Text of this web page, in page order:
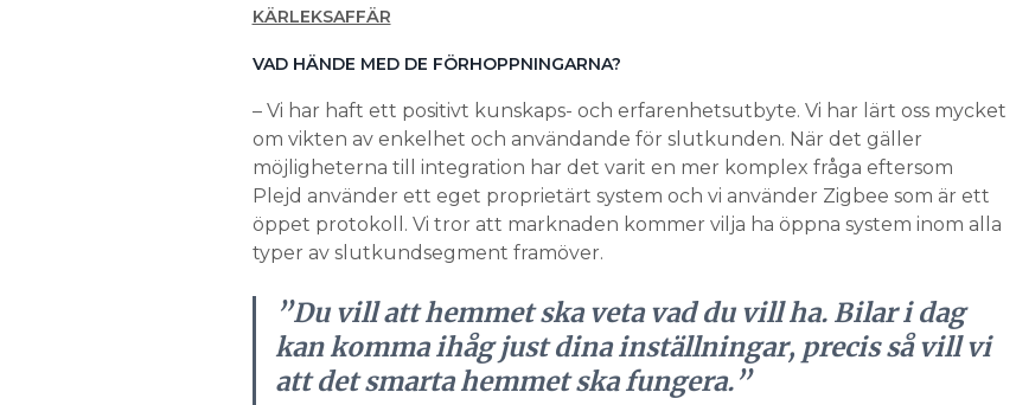
KÄRLEKSAFFÄR
VAD HÄNDE MED DE FÖRHOPPNINGARNA?
– Vi har haft ett positivt kunskaps- och erfarenhetsutbyte. Vi har lärt oss mycket
om vikten av enkelhet och användande för slutkunden. När det gäller
möjligheterna till integration har det varit en mer komplex fråga eftersom
Plejd använder ett eget proprietärt system och vi använder Zigbee som är ett
öppet protokoll. Vi tror att marknaden kommer vilja ha öppna system inom alla
typer av slutkundsegment framöver.
”Du vill att hemmet ska veta vad du vill ha. Bilar i dag
kan komma ihåg just dina inställningar, precis så vill vi
att det smarta hemmet ska fungera.”